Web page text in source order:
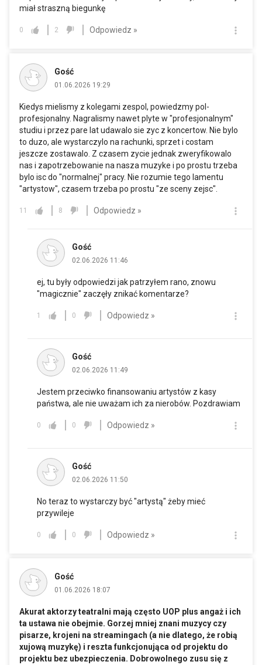
miał straszną biegunkę
0 2 Odpowiedz »
Gość
01.06.2026 19:29
Kiedys mielismy z kolegami zespol, powiedzmy pol-
profesjonalny. Nagralismy nawet plyte w "profesjonalnym"
studiu i przez pare lat udawalo sie zyc z koncertow. Nie bylo
to duzo, ale wystarczylo na rachunki, sprzet i costam
jeszcze zostawalo. Z czasem zycie jednak zweryfikowalo
nas i zapotrzebowanie na nasza muzyke i po prostu trzeba
bylo isc do "normalnej" pracy. Nie rozumie tego lamentu
"artystow", czasem trzeba po prostu "ze sceny zejsc".
11 8 Odpowiedz »
Gość
02.06.2026 11:46
ej, tu były odpowiedzi jak patrzyłem rano, znowu
"magicznie" zaczęły znikać komentarze?
1 0 Odpowiedz »
Gość
02.06.2026 11:49
Jestem przeciwko finansowaniu artystów z kasy
państwa, ale nie uważam ich za nierobów. Pozdrawiam
0 0 Odpowiedz »
Gość
02.06.2026 11:50
No teraz to wystarczy być "artystą" żeby mieć
przywileje
0 0 Odpowiedz »
Gość
01.06.2026 18:07
Akurat aktorzy teatralni mają często UOP plus angaż i ich
ta ustawa nie obejmie. Gorzej mniej znani muzycy czy
pisarze, krojeni na streamingach (a nie dlatego, że robią
xujową muzykę) i reszta funkcjonująca od projektu do
projektu bez ubezpieczenia. Dobrowolnego zusu się z